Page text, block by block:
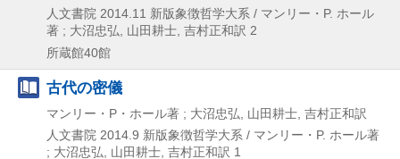
人文書院 2014.11 新版象徴哲学大系 / マンリー・P. ホール
著 ; 大沼忠弘,
山田耕士, 吉村正和訳 2
所蔵館40館
古代の密儀
マンリー・P・ホール著 ; 大沼忠弘, 山田耕士, 吉村正和訳
人文書院 2014.9 新版象徴哲学大系 / マンリー・P. ホール著
; 大沼忠弘,
山田耕士, 吉村正和訳 1